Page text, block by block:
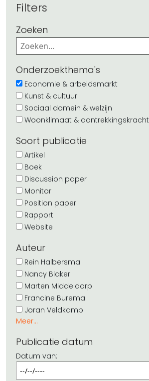
Filters
Zoeken
Onderzoekthema's
Economie & arbeidsmarkt
Kunst & cultuur
Sociaal domein & welzijn
Woonklimaat & aantrekkingskracht
Soort publicatie
Artikel
Boek
Discussion paper
Monitor
Position paper
Rapport
Website
Auteur
Rein Halbersma
Nancy Blaker
Marten Middeldorp
Francine Burema
Joran Veldkamp
Meer...
Publicatie datum
Datum van: